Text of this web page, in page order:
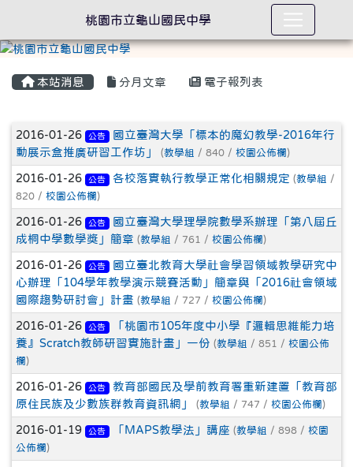
本站消息 分月文章 電子報列表
文章列表
2016-01-26 公告
國立臺灣大學「標本的魔幻教學-2016年行
動展示盒推廣研習工作坊」
(教學組 / 840 / 校園公佈欄 )
2016-01-26 公告 各校落實執行教學正常化相關規定 (教學組 /
820 / 校園公佈欄 )
2016-01-26 公告
國立臺灣大學理學院數學系辦理「第八屆丘
成桐中學數學獎」簡章 (教學組 / 761 / 校園公佈欄 )
2016-01-26 公告
國立臺北教育大學社會學習領域教學研究中
心辦理「104學年教學演示競賽活動」簡章與「2016社會領域
國際趨勢研討會」計畫 (教學組 / 727 / 校園公佈欄 )
2016-01-26 公告
「桃園市105年度中小學『邏輯思維能力培
養』Scratch教師研習實施計畫」一份 (教學組 / 851 / 校園公佈
欄 )
2016-01-26 公告
教育部國民及學前教育署重新建置「教育部
原住民族及少數族群教育資訊網」
(教學組 / 747 / 校園公佈欄 )
2016-01-19 公告 「MAPS教學法」講座 (教學組 / 898 / 校園
公佈欄 )
桃園市立龜山國民中學